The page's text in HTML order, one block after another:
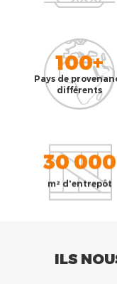
100+
Pays de
différents
30 000
m² d'entrepôt
ILS